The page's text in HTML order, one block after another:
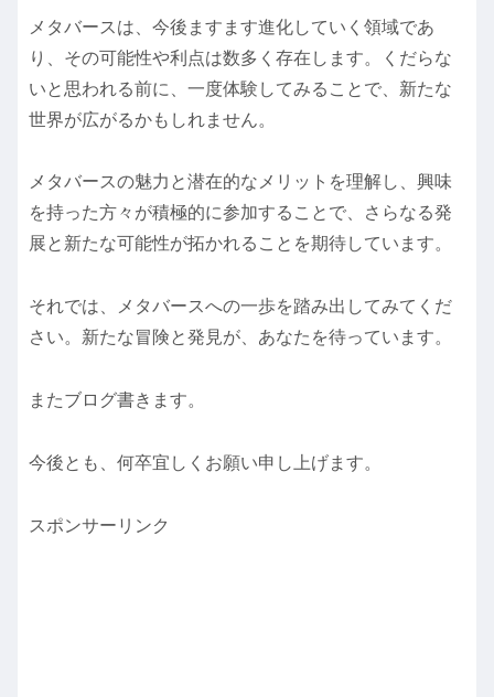
メタバースは、今後ますます進化していく領域であ
り、その可能性や利点は数多く存在します。くだらな
いと思われる前に、一度体験してみることで、新たな
世界が広がるかもしれません。
メタバースの魅力と潜在的なメリットを理解し、興味
を持った方々が積極的に参加することで、さらなる発
展と新たな可能性が拓かれることを期待しています。
それでは、メタバースへの一歩を踏み出してみてくだ
さい。新たな冒険と発見が、あなたを待っています。
またブログ書きます。
今後とも、何卒宜しくお願い申し上げます。
スポンサーリンク